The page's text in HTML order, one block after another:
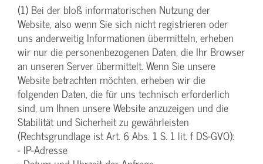
(1) Bei der bloß informatorischen Nutzung der
Website, also wenn Sie sich nicht registrieren oder
uns anderweitig Informationen übermitteln, erheben
wir nur die personenbezogenen Daten, die Ihr Browser
an unseren Server übermittelt. Wenn Sie unsere
Website betrachten möchten, erheben wir die
folgenden Daten, die für uns technisch erforderlich
sind, um Ihnen unsere Website anzuzeigen und die
Stabilität und Sicherheit zu gewährleisten
(Rechtsgrundlage ist Art. 6 Abs. 1 S. 1 lit. f DS-GVO):
- IP-Adresse